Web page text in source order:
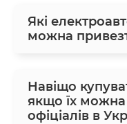
Які
можна
Навіщо
якщо їх
офіціалів в